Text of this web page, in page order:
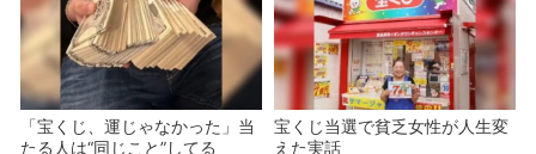
「宝くじ、運じゃなかった」当
たる人は“同じこと”してる
宝くじ当選で貧乏女性が人生変
えた実話